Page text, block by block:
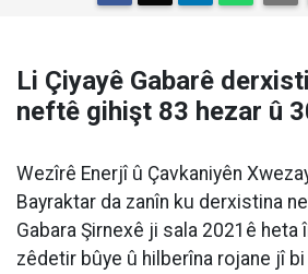
Li Çiyayê Gabarê
neftê gihişt 83 hezar û
Wezîrê Enerjî û Çavkaniyên
Bayraktar da zanîn ku derxistina
Gabara Şirnexê ji sala 2021ê heta
zêdetir bûye û hilberîna rojane jî